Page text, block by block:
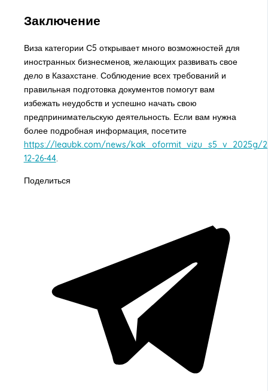
Заключение
Виза категории С5 открывает много возможностей для
иностранных бизнесменов, желающих развивать свое
дело в Казахстане. Соблюдение всех требований и
правильная подготовка документов помогут вам
избежать неудобств и успешно начать свою
предпринимательскую деятельность. Если вам нужна
более подробная информация, посетите
https://leaubk.com/news/kak_oformit_vizu_s5_v_2025g/
12-26-44.
Поделиться